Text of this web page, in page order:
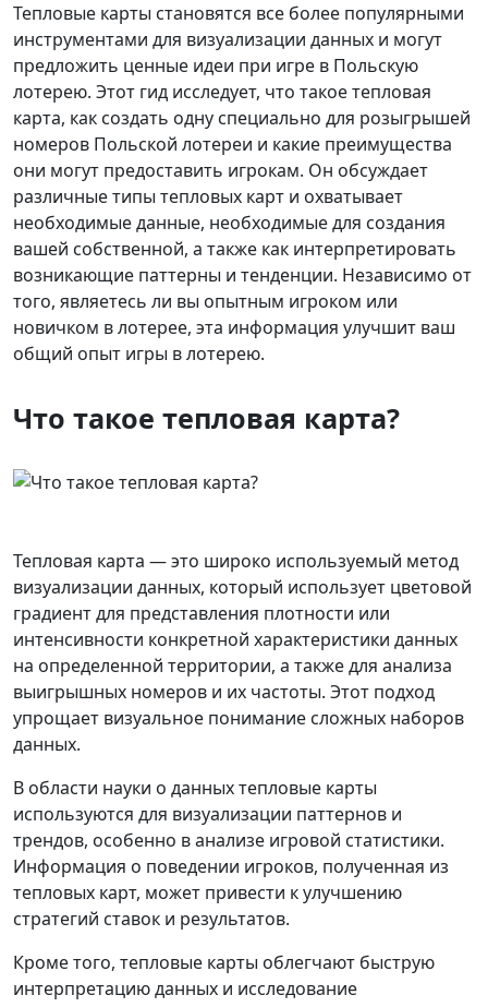
Тепловые карты становятся все более популярными
инструментами для визуализации данных и могут
предложить ценные идеи при игре в Польскую
лотерею. Этот гид исследует, что такое тепловая
карта, как создать одну специально для розыгрышей
номеров Польской лотереи и какие преимущества
они могут предоставить игрокам. Он обсуждает
различные типы тепловых карт и охватывает
необходимые данные, необходимые для создания
вашей собственной, а также как интерпретировать
возникающие паттерны и тенденции. Независимо от
того, являетесь ли вы опытным игроком или
новичком в лотерее, эта информация улучшит ваш
общий опыт игры в лотерею.
Что такое тепловая карта?
Тепловая карта — это широко используемый метод
визуализации данных, который использует цветовой
градиент для представления плотности или
интенсивности конкретной характеристики данных
на определенной территории, а также для анализа
выигрышных номеров и их частоты. Этот подход
упрощает визуальное понимание сложных наборов
данных.
В области науки о данных тепловые карты
используются для визуализации паттернов и
трендов, особенно в анализе игровой статистики.
Информация о поведении игроков, полученная из
тепловых карт, может привести к улучшению
стратегий ставок и результатов.
Кроме того, тепловые карты облегчают быструю
интерпретацию данных и исследование